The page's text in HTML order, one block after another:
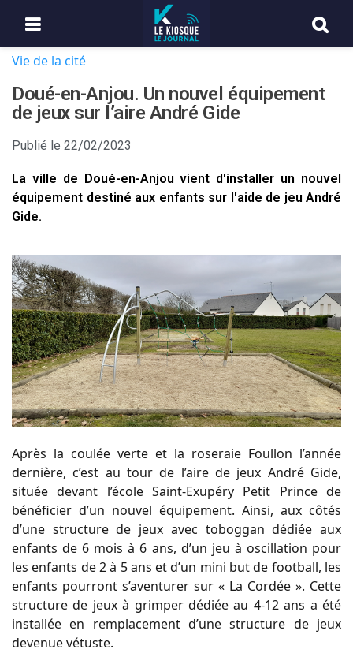
Vie de la cité
Doué-en-Anjou. Un nouvel équipement
de jeux sur l’aire André Gide
Publié le 22/02/2023
La ville de Doué-en-Anjou vient d'installer un nouvel
équipement destiné aux enfants sur l'aide de jeu André
Gide.
Après la coulée verte et la roseraie Foullon l’année
dernière, c’est au tour de l’aire de jeux André Gide,
située devant l’école Saint-Exupéry Petit Prince de
bénéficier d’un nouvel équipement. Ainsi, aux côtés
d’une structure de jeux avec toboggan dédiée aux
enfants de 6 mois à 6 ans, d’un jeu à oscillation pour
les enfants de 2 à 5 ans et d’un mini but de football, les
enfants pourront s’aventurer sur « La Cordée ». Cette
structure de jeux à grimper dédiée au 4-12 ans a été
installée en remplacement d’une structure de jeux
devenue vétuste.